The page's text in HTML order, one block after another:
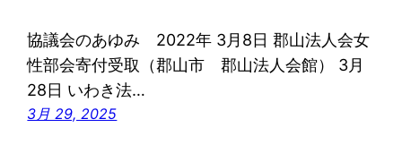
協議会のあゆみ 2022年 3月8日 郡山法人会女
性部会寄付受取（郡山市 郡山法人会館） 3月
28日 いわき法…
3月 29, 2025